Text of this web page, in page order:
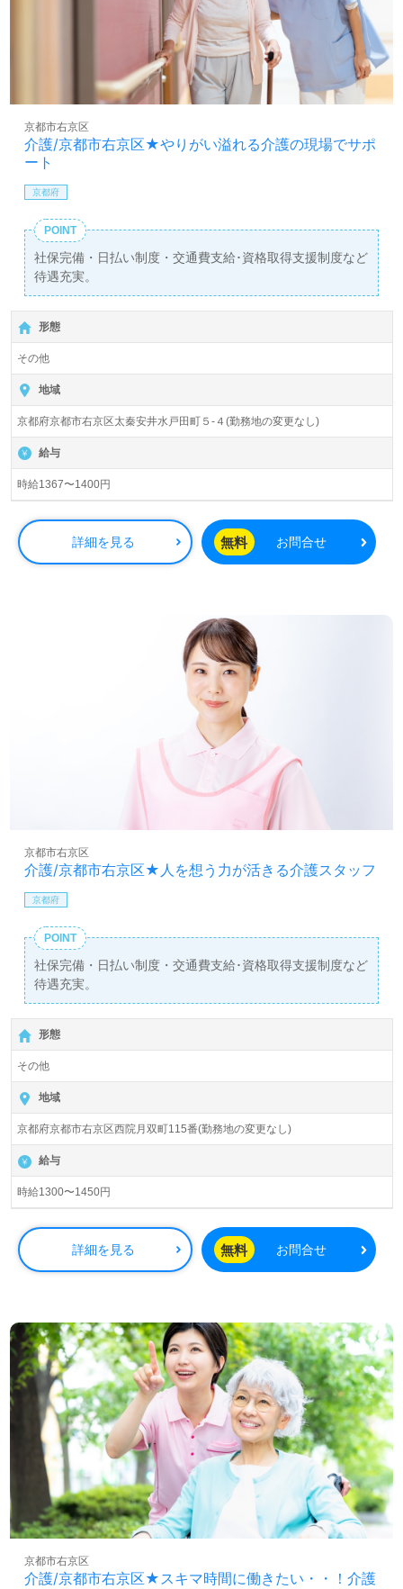
介護/京都市右京区★やりがい溢れる介護の現場でサポ
ート
京都市右京区
京都府
POINT
社保完備・日払い制度・交通費支給･資格取得支援制度など
待遇充実。
形態
その他
地域
京都府京都市右京区太秦安井水戸田町５-４(勤務地の変更なし)
給与
時給1367〜1400円
詳細を見る 無料 お問合せ
介護/京都市右京区★人を想う力が活きる介護スタッフ
京都市右京区
京都府
POINT
社保完備・日払い制度・交通費支給･資格取得支援制度など
待遇充実。
形態
その他
地域
京都府京都市右京区西院月双町115番(勤務地の変更なし)
給与
時給1300〜1450円
詳細を見る 無料 お問合せ
介護/京都市右京区★スキマ時間に働きたい・・！介護
京都市右京区